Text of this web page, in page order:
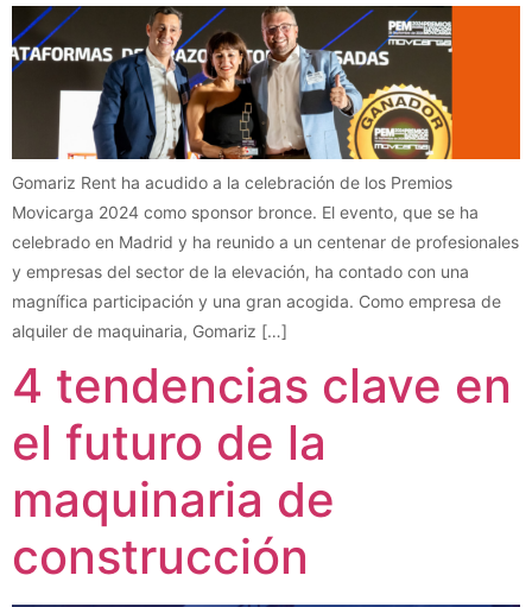
Gomariz Rent ha acudido a la celebración de los Premios
Movicarga 2024 como sponsor bronce. El evento, que se ha
celebrado en Madrid y ha reunido a un centenar de profesionales
y empresas del sector de la elevación, ha contado con una
magnífica participación y una gran acogida. Como empresa de
alquiler de maquinaria, Gomariz […]
4 tendencias clave en
el futuro de la
maquinaria de
construcción